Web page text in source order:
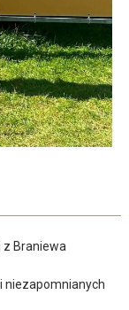
z Braniewa
niezapomnianych